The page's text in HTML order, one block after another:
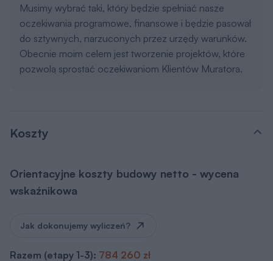
Musimy wybrać taki, który będzie spełniać nasze
oczekiwania programowe, finansowe i będzie pasował
do sztywnych, narzuconych przez urzędy warunków.
Obecnie moim celem jest tworzenie projektów, które
pozwolą sprostać oczekiwaniom Klientów Muratora.
Koszty
Orientacyjne koszty budowy netto - wycena
wskaźnikowa
Jak dokonujemy wyliczeń?
Razem (etapy 1-3): 784 260 zł